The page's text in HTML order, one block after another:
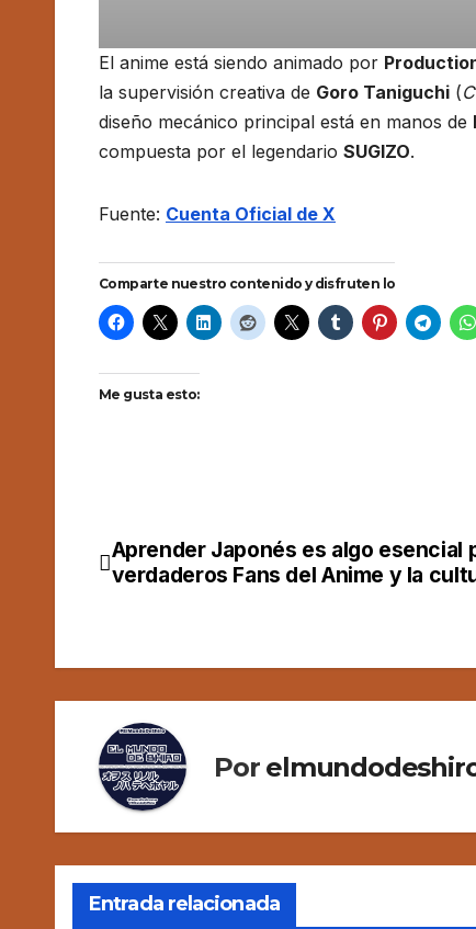
El anime está siendo animado por
la supervisión creativa de Goro Taniguchi (
diseño mecánico principal está en manos de
compuesta por el legendario SUGIZO.
Fuente: Cuenta Oficial de X
Comparte nuestro contenido y disfruten lo
Me gusta esto:
Navegación
Aprender Japonés es algo esencial
verdaderos Fans del Anime y la
Por
Entrada relacionada